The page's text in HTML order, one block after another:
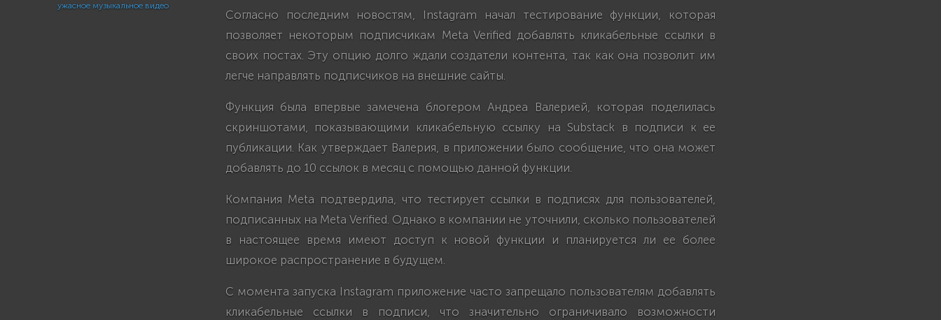
ужасное музыкальное видео
Согласно последним новостям, Instagram начал тестирование функции, которая
позволяет некоторым подписчикам Meta Verified добавлять кликабельные ссылки в
своих постах. Эту опцию долго ждали создатели контента, так как она позволит им
легче направлять подписчиков на внешние сайты.
Функция была впервые замечена блогером Андреа Валерией, которая поделилась
скриншотами, показывающими кликабельную ссылку на Substack в подписи к ее
публикации. Как утверждает Валерия, в приложении было сообщение, что она может
добавлять до 10 ссылок в месяц с помощью данной функции.
Компания Meta подтвердила, что тестирует ссылки в подписях для пользователей,
подписанных на Meta Verified. Однако в компании не уточнили, сколько пользователей
в настоящее время имеют доступ к новой функции и планируется ли ее более
широкое распространение в будущем.
С момента запуска Instagram приложение часто запрещало пользователям добавлять
кликабельные ссылки в подписи, что значительно ограничивало возможности